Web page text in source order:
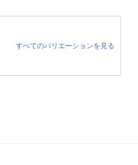
すべてのバリエーションを見る